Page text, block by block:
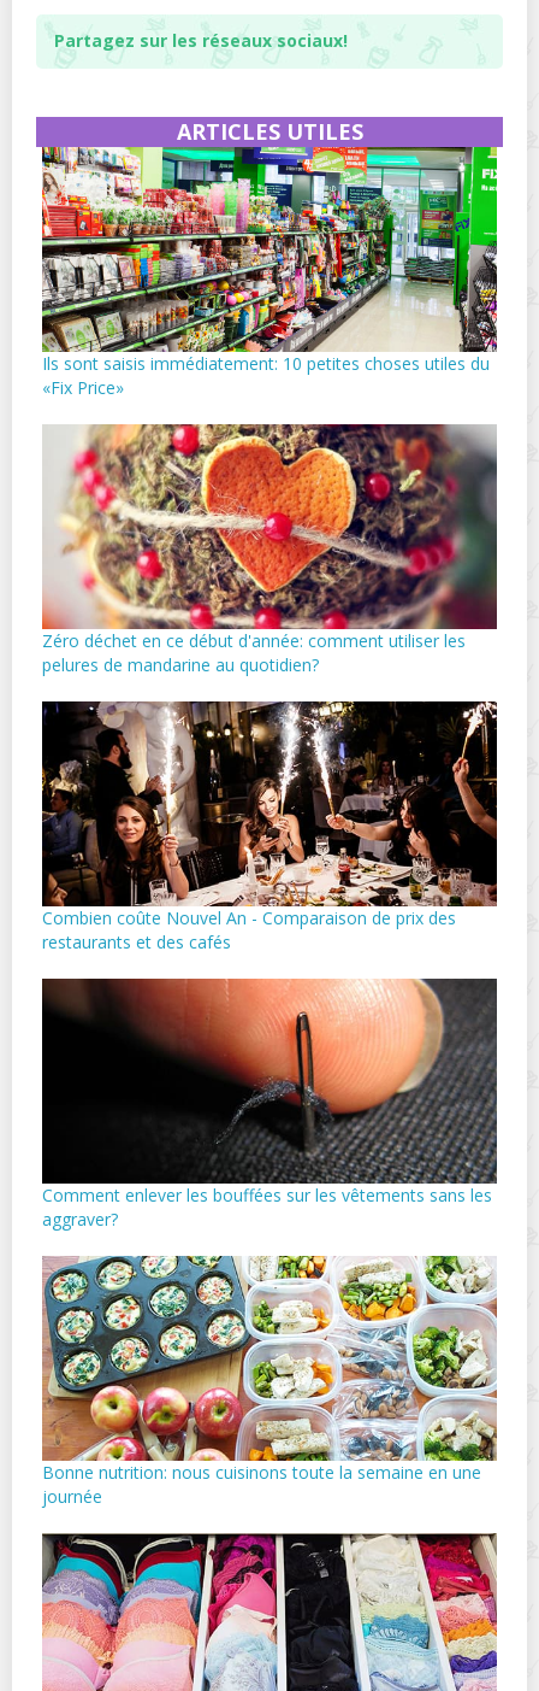
Partagez sur les réseaux sociaux!
ARTICLES UTILES
Ils sont saisis immédiatement: 10 petites choses utiles du
«Fix Price»
Zéro déchet en ce début d'année: comment utiliser les
pelures de mandarine au quotidien?
Combien coûte Nouvel An - Comparaison de prix des
restaurants et des cafés
Comment enlever les bouffées sur les vêtements sans les
aggraver?
Bonne nutrition: nous cuisinons toute la semaine en une
journée